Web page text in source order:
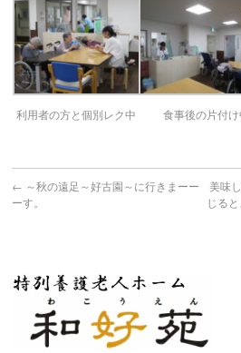
利用者の方と個別レク中 食事後の片付け
← ～秋の遠足～好古園～に行きまーー
ーす。
美味
じる